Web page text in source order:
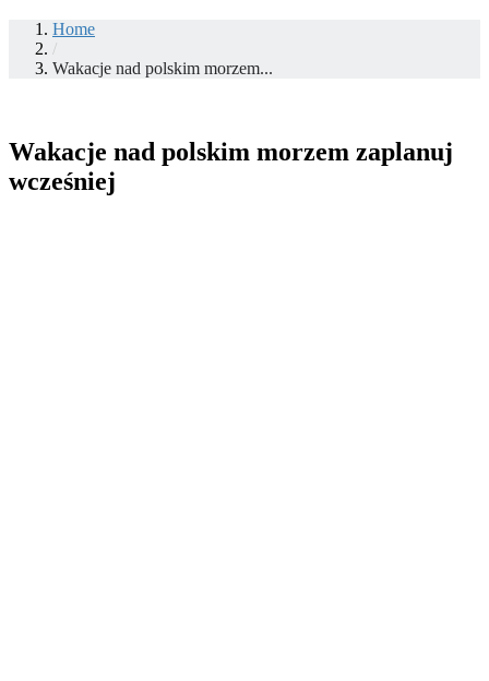
Home
/
Wakacje nad polskim morzem...
Wakacje nad polskim morzem zaplanuj
wcześniej